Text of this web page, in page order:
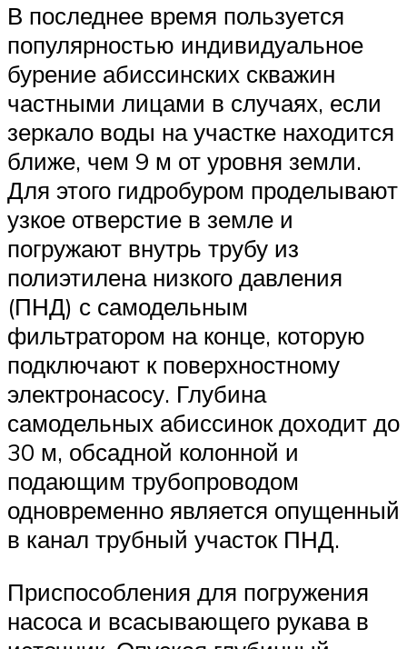
В последнее время пользуется
популярностью индивидуальное
бурение абиссинских скважин
частными лицами в случаях, если
зеркало воды на участке находится
ближе, чем 9 м от уровня земли.
Для этого гидробуром проделывают
узкое отверстие в земле и
погружают внутрь трубу из
полиэтилена низкого давления
(ПНД) с самодельным
фильтратором на конце, которую
подключают к поверхностному
электронасосу. Глубина
самодельных абиссинок доходит до
30 м, обсадной колонной и
подающим трубопроводом
одновременно является опущенный
в канал трубный участок ПНД.
Приспособления для погружения
насоса и всасывающего рукава в